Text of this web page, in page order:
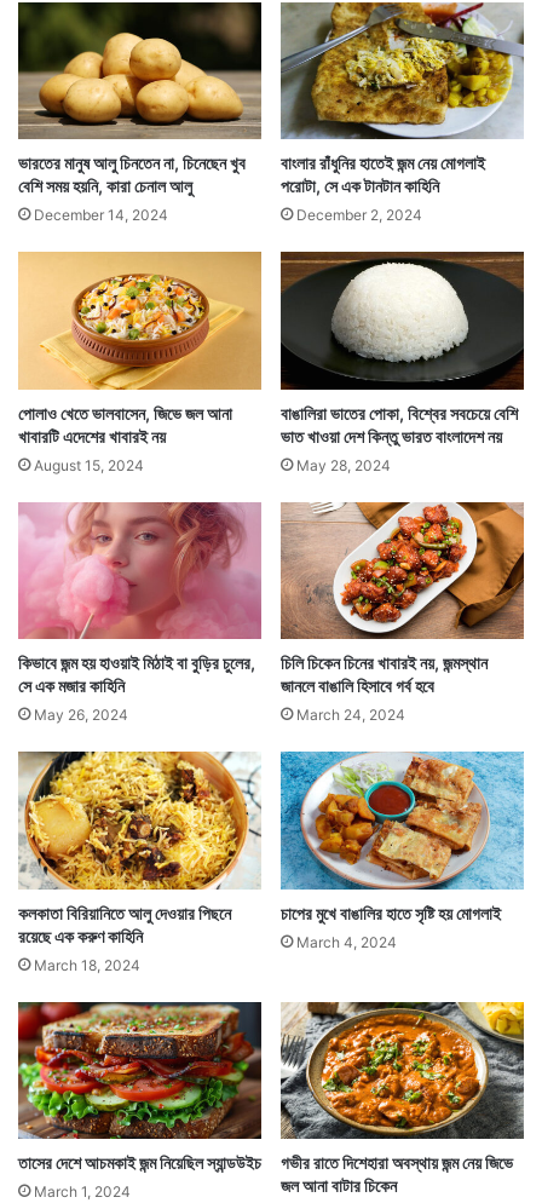
নেপালের সেই খাবার সীমানা পার করে ভারতে প্রবেশ করে উত্তর
ভারতের মানুষজনের হাত ধরে। তারপর কবে যে তা ভারতের প্রতিটি
পরিবারের দৈনন্দিন খাবারের অঙ্গ হয়ে ওঠে তা ভারতীয়রাও বুঝতে
পারেননি।
তবে খুব দ্রুত এই খাবার জনপ্রিয়তা লাভ করে। স্বাস্থ্যকর এবং
অল্প খরচের খাবার হিসাবে এই ডাল ভাত ভারতীয়দের মনে জায়গা
করে নিতে সময় নেয়নি। ভাত ডালের সঙ্গত এদেশেরই খাবার বলেই
জানেন ভারতীয়দের সিংহভাগ।
ভারতের মানুষ আলু চিনতেন না, চিনেছেন খুব
বেশি সময় হয়নি, কারা চেনাল আলু
December 14, 2024
বাংলার রাঁধুনির হাতেই জন্ম নেয় মোগলাই
পরোটা, সে এক টানটান কাহিনি
December 2, 2024
পোলাও খেতে ভালবাসেন, জিভে জল আনা
খাবারটি এদেশের খাবারই নয়
August 15, 2024
বাঙালিরা ভাতের পোকা, বিশ্বের সবচেয়ে বেশি
ভাত খাওয়া দেশ কিন্তু ভারত বাংলাদেশ নয়
May 28, 2024
কিভাবে জন্ম হয় হাওয়াই মিঠাই বা বুড়ির চুলের,
সে এক মজার কাহিনি
May 26, 2024
চিলি চিকেন চিনের খাবারই নয়, জন্মস্থান
জানলে বাঙালি হিসাবে গর্ব হবে
March 24, 2024
কলকাতা বিরিয়ানিতে আলু দেওয়ার পিছনে
রয়েছে এক করুণ কাহিনি
March 18, 2024
চাপের মুখে বাঙালির হাতে সৃষ্টি হয় মোগলাই
March 4, 2024
তাসের দেশে আচমকাই জন্ম নিয়েছিল স্যান্ডউইচ
March 1, 2024
গভীর রাতে দিশেহারা অবস্থায় জন্ম নেয় জিভে
জল আনা বাটার চিকেন